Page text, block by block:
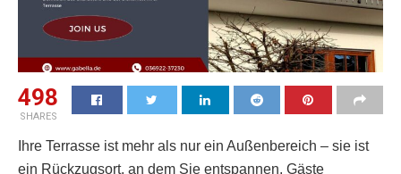
498
SHARES
Ihre Terrasse ist mehr als nur ein Außenbereich – sie ist
ein Rückzugsort, an dem Sie entspannen, Gäste